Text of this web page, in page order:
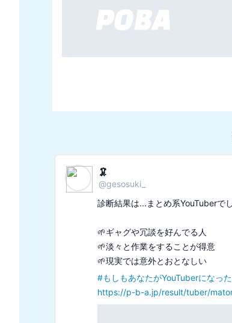
ジョジョ
@fewfwf234fdsaf
診断結果は...隠れ自信家のフリでした
🌈表向きは謙虚でも内心自信あり
🌈立ち直りは早い
🌈成功体験があると自信強い
あなたの万能感レベル診断
https://p-b-a.jp/result/omnipotent/lv3